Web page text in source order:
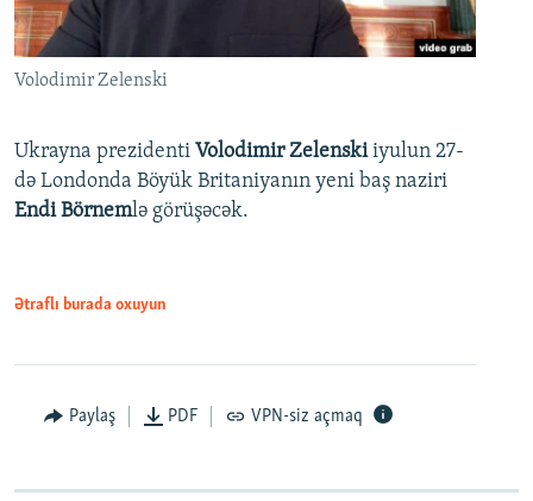
Volodimir Zelenski
Ukrayna prezidenti Volodimir Zelenskiiyulun 27-
də Londonda Böyük Britaniyanın yeni baş naziri
Endi Börnemlə görüşəcək.
Ətraflı burada oxuyun
Paylaş PDF VPN-siz açmaq